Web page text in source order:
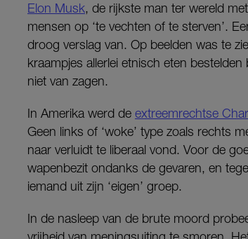
Elon Musk, de rijkste man ter wereld
mensen op ‘te vechten of te sterven’.
droog verslag van. Op beelden was te
kraampjes allerlei etnisch eten
niet van zagen.
In Amerika werd de extreemrechtse
Geen links of ‘woke’ type zoals rechts
naar verluidt te liberaal vond. Voor de
wapenbezit ondanks de gevaren, en
iemand uit zijn ‘eigen’ groep.
In de nasleep van de brute moord